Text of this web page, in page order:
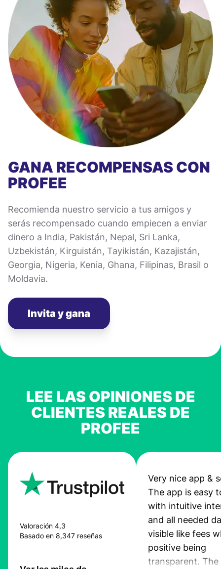
GANA RECOMPENSAS CON
PROFEE
Recomienda nuestro servicio a tus amigos y
serás recompensado cuando empiecen a enviar
dinero a India, Pakistán, Nepal, Sri Lanka,
Uzbekistán, Kirguistán, Tayikistán, Kazajistán,
Georgia, Nigeria, Kenia, Ghana, Filipinas, Brasil o
Moldavia.
Invita y gana
LEE LAS OPINIONES DE
CLIENTES REALES DE
PROFEE
Valoración 4,3
Basado en 8,347 reseñas
Very nice app &
The app is easy
with intuitive
and all needed
visible like fees
positive being
transparent. The